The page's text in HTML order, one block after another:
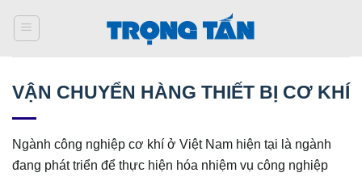
qua
VẬN CHUYỂN HÀNG THIẾT BỊ CƠ KHÍ
Ngành công nghiệp cơ khí ở Việt Nam hiện tại là ngành
đang phát triển để thực hiện hóa nhiệm vụ công nghiệp